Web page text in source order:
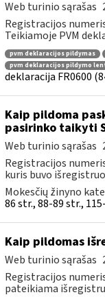
Web turinio sąrašas
Registracijos
Teikiamoje PVM
pvm deklaracijos pildymas
pvm deklaracijos pildymo
deklaracija FR0600
Kaip pildoma
pasirinko taikyti
Web turinio sąrašas
Registracijos
kuris buvo
Mokesčių žinyno
86 str., 88-89 str.,
Kaip pildomas
Web turinio sąrašas
Registracijos
pateikiama